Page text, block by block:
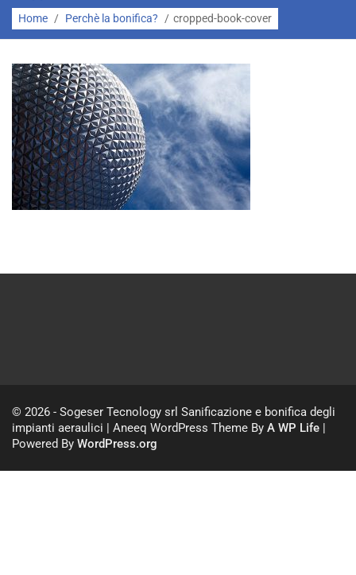
Home / Perchè la bonifica? / cropped-book-cover
© 2026 - Sogeser Tecnology srl Sanificazione e bonifica degli
impianti aeraulici | Aneeq WordPress Theme By A WP Life |
Powered By WordPress.org